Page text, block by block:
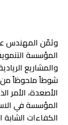
وثمّن المهندس
المؤسسة
والمشاريع
شوطاً ملحوظاً
الأصعدة، الأمر
المؤسسة في
الكفاءات الشابة